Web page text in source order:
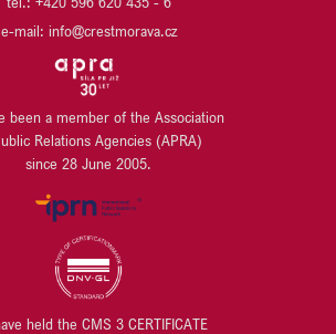
VARY
MANAGEMENT / ZEITRAUM
HANDLING
e-mail: info@crestmorava.cz
been a member of the Association
Relations Agencies (APRA)
since 28 June 2005.
held the CMS 3 CERTIFICATE